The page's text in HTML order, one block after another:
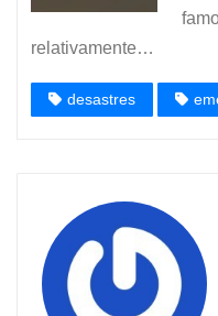
relativamente…
desastres